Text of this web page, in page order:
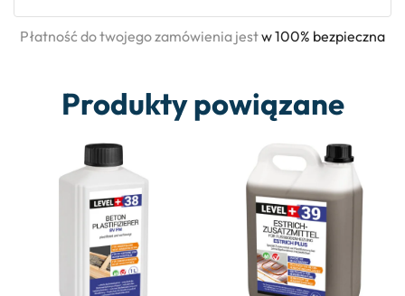
Płatność do twojego zamówienia jestw 100% bezpieczna
Produkty powiązane